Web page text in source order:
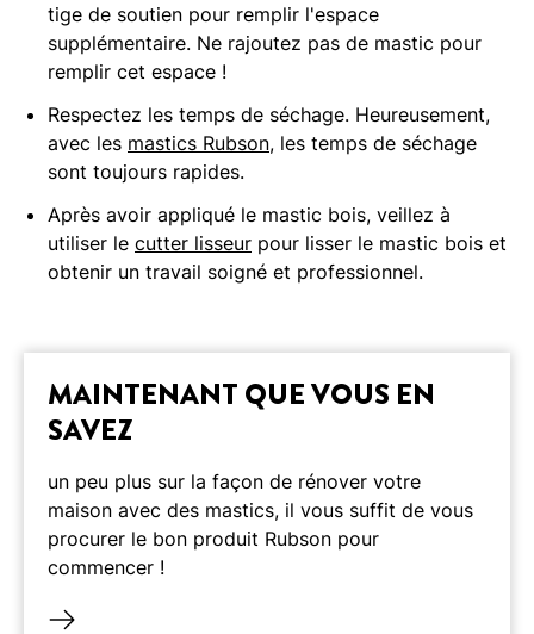
tige de soutien pour remplir l'espace
supplémentaire. Ne rajoutez pas de mastic pour
remplir cet espace !
Respectez les temps de séchage. Heureusement,
avec les mastics Rubson, les temps de séchage
sont toujours rapides.
Après avoir appliqué le mastic bois, veillez à
utiliser le cutter lisseur pour lisser le mastic bois et
obtenir un travail soigné et professionnel.
MAINTENANT QUE VOUS EN
SAVEZ
un peu plus sur la façon de rénover votre
maison avec des mastics, il vous suffit de vous
procurer le bon produit Rubson pour
commencer !